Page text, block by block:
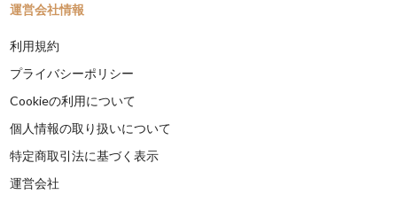
運営会社情報
利用規約
プライバシーポリシー
Cookieの利用について
個人情報の取り扱いについて
特定商取引法に基づく表示
運営会社